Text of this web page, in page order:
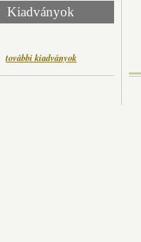
Kiadványok
további kiadványok